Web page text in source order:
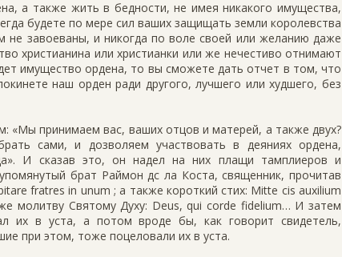
а также жить в бедности, не имея никакого имущества,
будете по мере сил ваших защищать земли королевства
не завоеваны, и никогда по воле своей или желанию даже
христианина или христианки или же нечестиво отнимают
имущество ордена, то вы сможете дать отчет в том, что
наш орден ради другого, лучшего или худшего, без
«Мы принимаем вас, ваших отцов и матерей, а также двух?
сами, и дозволяем участвовать в деяниях ордена,
И сказав это, он надел на них плащи тамплиеров и
брат Раймон дс ла Коста, священник, прочитав
fratres in unum ; a также короткий стих: Mitte cis auxilium
молитву Святому Духу: Deus, qui corde fidelium… И затем
их в уста, а потом вроде бы, как говорит свидетель,
при этом, тоже поцеловали их в уста.